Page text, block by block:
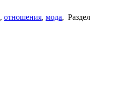
, отношения, мода, Раздел